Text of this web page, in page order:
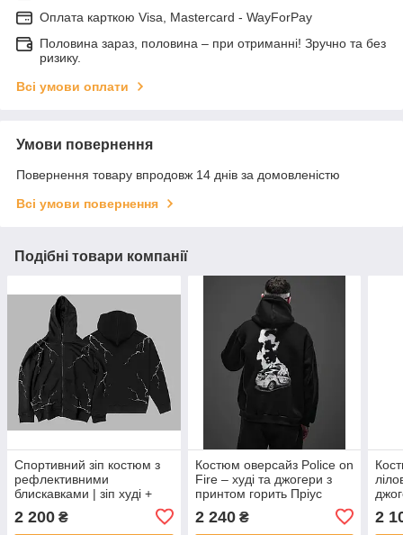
Оплата карткою Visa, Mastercard - WayForPay
Половина зараз, половина – при отриманні! Зручно та без
ризику.
Всі умови оплати
Умови повернення
Повернення товару впродовж 14 днів за домовленістю
Всі умови повернення
Подібні товари компанії
Спортивний зіп костюм з
рефлективними
блискавками | зіп худі +
2 200 ₴
Костюм оверсайз Police on
Fire – худі та джогери з
принтом горить Пріус
2 240₴ 2